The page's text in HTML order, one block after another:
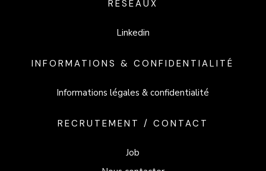
RÉSEAUX
Linkedin
INFORMATIONS & CONFIDENTIALITÉ
Informations légales & confidentialité
RECRUTEMENT / CONTACT
Job